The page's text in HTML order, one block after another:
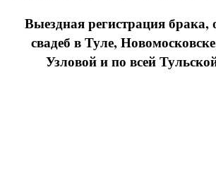
Выездная регистрация брака,
свадеб в Туле,
Узловой и по всей